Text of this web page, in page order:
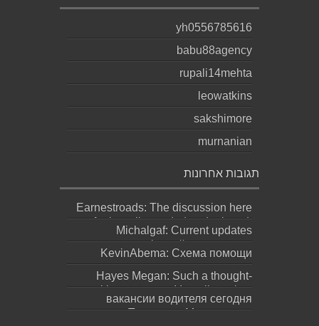
yh0556785616
babu88agency
rupali14mehta
leowatkins
sakshimore
murnanian
תגובות אחרונות
Earnestroads: The discussion here
feels well-rounded and relaxed,
which ma...
Michalgaf: Current updates
https://sapreqot.com...
KevinAbema: Схема помощи
зависит от состояния, стажа
употребления, проти...
Hayes Megan: Such a thought-
provoking statement! It really makes
you ques...
вакансии водителя сегодня
москва: Переезд в Москву ради